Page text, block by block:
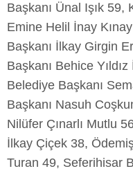
Başkanı Ünal Işık 59,
Emine Helil İnay
Başkanı İlkay Girgin
Başkanı Behice
Belediye Başkanı
Başkanı Nasuh
Nilüfer Çınarlı Mutlu
İlkay Çiçek 38,
Turan 49, Seferihisar